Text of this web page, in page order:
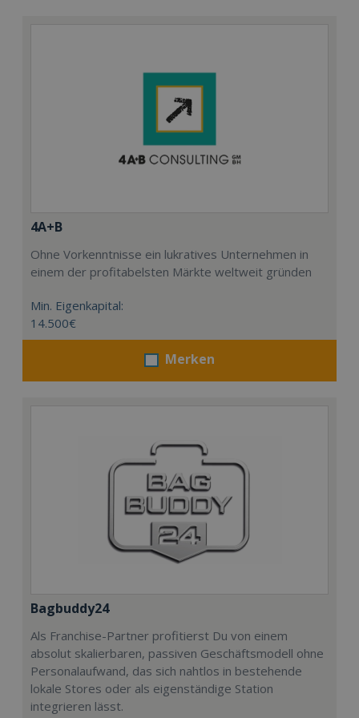
4A+B
Ohne Vorkenntnisse ein lukratives Unternehmen in
einem der profitabelsten Märkte weltweit gründen
Min. Eigenkapital:
14.500€
Merken
Bagbuddy24
Als Franchise-Partner profitierst Du von einem
absolut skalierbaren, passiven Geschäftsmodell ohne
Personalaufwand, das sich nahtlos in bestehende
lokale Stores oder als eigenständige Station
integrieren lässt.